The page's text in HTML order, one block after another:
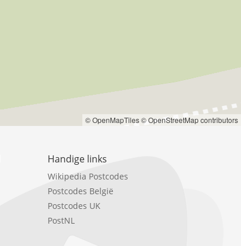
© OpenMapTiles© OpenStreetMap contributors
Handige links
Wikipedia Postcodes
Postcodes België
Postcodes UK
PostNL